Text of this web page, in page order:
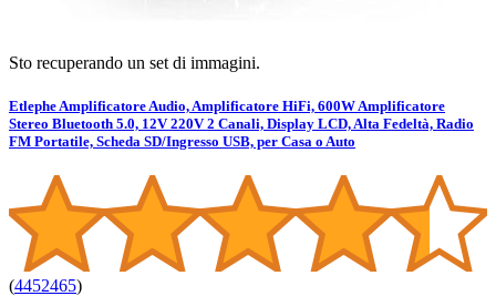
Sto recuperando un set di immagini.
Etlephe Amplificatore Audio, Amplificatore HiFi, 600W Amplificatore
Stereo Bluetooth 5.0, 12V 220V 2 Canali, Display LCD, Alta Fedeltà, Radio
FM Portatile, Scheda SD/Ingresso USB, per Casa o Auto
(4452465)